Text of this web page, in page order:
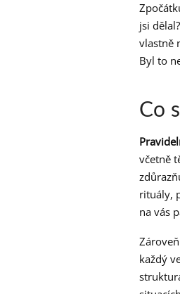
jsi
vlastně
Byl to
Co
včetně
rituály,
na vás
každý